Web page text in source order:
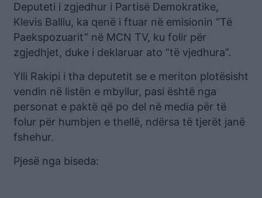
Deputeti i zgjedhur i Partisë Demokratike,
Klevis Balliu, ka qenë i ftuar në emisionin “Të
Paekspozuarit” në MCN TV, ku folir për
zgjedhjet, duke i deklaruar ato “të vjedhura”.
Ylli Rakipi i tha deputetit se e meriton plotësisht
vendin në listën e mbyllur, pasi është nga
personat e paktë që po del në media për të
folur për humbjen e thellë, ndërsa të tjerët janë
fshehur.
Pjesë nga biseda: